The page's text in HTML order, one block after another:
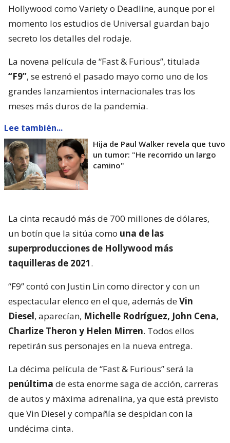
Hollywood como Variety o Deadline, aunque por el
momento los estudios de Universal guardan bajo
secreto los detalles del rodaje.
La novena película de “Fast & Furious”, titulada
“F9”, se estrenó el pasado mayo como uno de los
grandes lanzamientos internacionales tras los
meses más duros de la pandemia.
Lee también...
Hija de Paul Walker revela que tuvo
un tumor: "He recorrido un largo
camino"
La cinta recaudó más de 700 millones de dólares,
un botín que la sitúa como una de las
superproducciones de Hollywood más
taquilleras de 2021.
“F9” contó con Justin Lin como director y con un
espectacular elenco en el que, además deVin
Diesel, aparecían, Michelle Rodríguez, John Cena,
Charlize Theron y Helen Mirren. Todos ellos
repetirán sus personajes en la nueva entrega.
La décima película de “Fast & Furious” será la
penúltima de esta enorme saga de acción, carreras
de autos y máxima adrenalina, ya que está previsto
que Vin Diesel y compañía se despidan con la
undécima cinta.